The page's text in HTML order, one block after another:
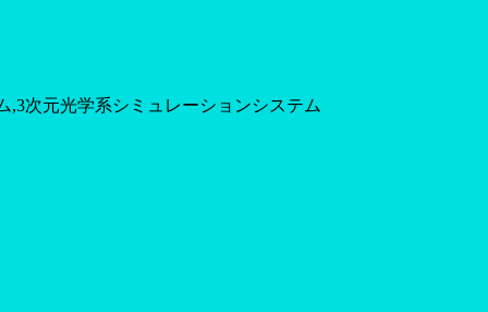
次元光学系シミュレーションシステム